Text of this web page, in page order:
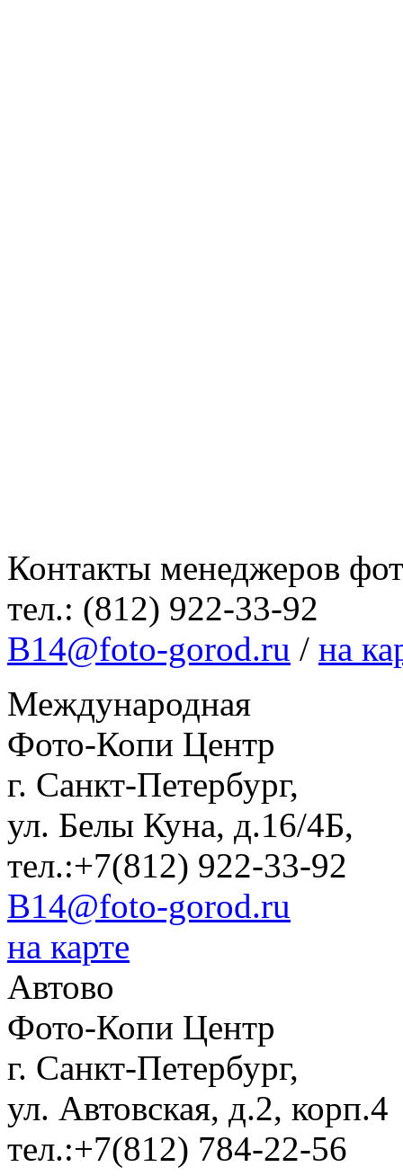
Контакты менеджеров
тел.: (812) 922-33-92
B14@foto-gorod.ru / на
Международная
Фото-Копи Центр
г. Санкт-Петербург,
ул. Белы Куна, д.16/4Б,
тел.:+7(812) 922-33-92
B14@foto-gorod.ru
на карте
Автово
Фото-Копи Центр
г. Санкт-Петербург,
ул. Автовская, д.2, корп.4
тел.:+7(812) 784-22-56